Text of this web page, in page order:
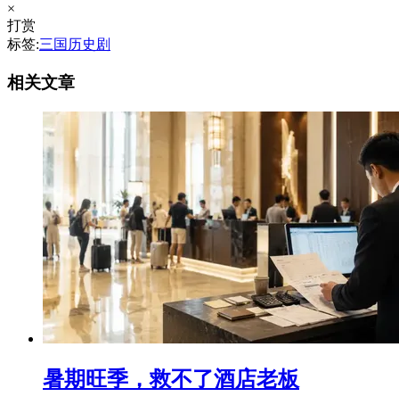
×
打赏
标签:三国历史剧
相关文章
暑期旺季，救不了酒店老板